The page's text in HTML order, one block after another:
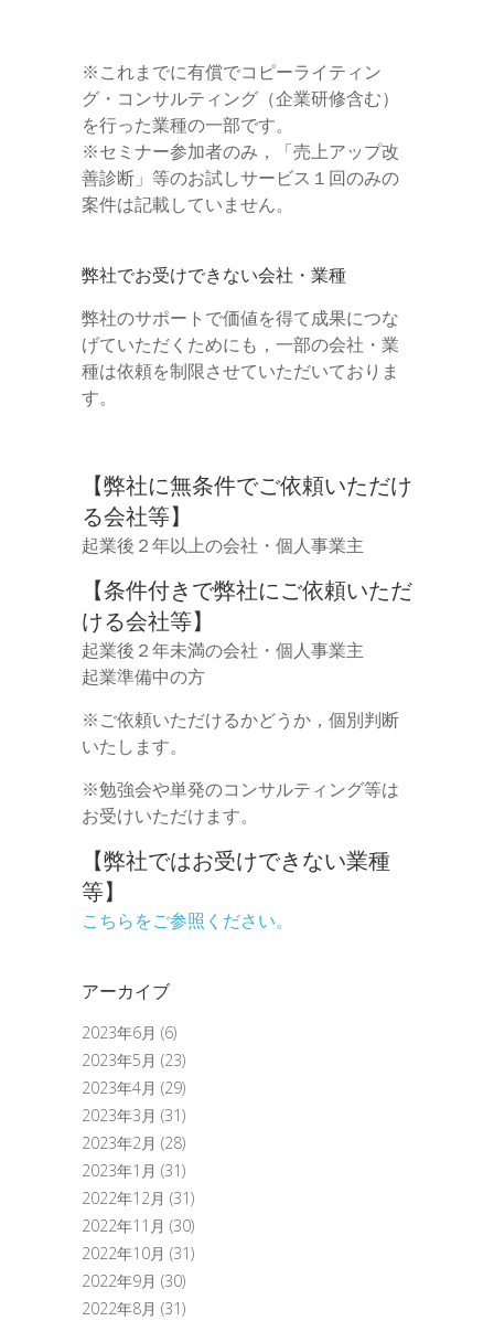
※これまでに有償でコピーライティン
グ・コンサルティング（企業研修含む）
を行った業種の一部です。
※セミナー参加者のみ，「売上アップ改
善診断」等のお試しサービス１回のみの
案件は記載していません。
弊社でお受けできない会社・業種
弊社のサポートで価値を得て成果につな
げていただくためにも，一部の会社・業
種は依頼を制限させていただいておりま
す。
【弊社に無条件でご依頼いただけ
る会社等】
起業後２年以上の会社・個人事業主
【条件付きで弊社にご依頼いただ
ける会社等】
起業後２年未満の会社・個人事業主
起業準備中の方
※ご依頼いただけるかどうか，個別判断
いたします。
※勉強会や単発のコンサルティング等は
お受けいただけます。
【弊社ではお受けできない業種
等】
こちらをご参照ください。
アーカイブ
2023年6月 (6)
2023年5月 (23)
2023年4月 (29)
2023年3月 (31)
2023年2月 (28)
2023年1月 (31)
2022年12月 (31)
2022年11月 (30)
2022年10月 (31)
2022年9月 (30)
2022年8月 (31)